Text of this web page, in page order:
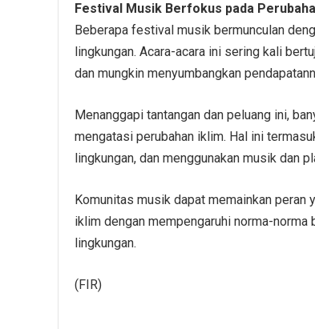
Festival Musik Berfokus pada
Beberapa festival musik bermunculan
lingkungan. Acara-acara ini sering kali
dan mungkin menyumbangkan
Menanggapi tantangan dan peluang ini,
mengatasi perubahan iklim. Hal ini
lingkungan, dan menggunakan musik dan
Komunitas musik dapat memainkan peran
iklim dengan mempengaruhi norma-
lingkungan.
(FIR)